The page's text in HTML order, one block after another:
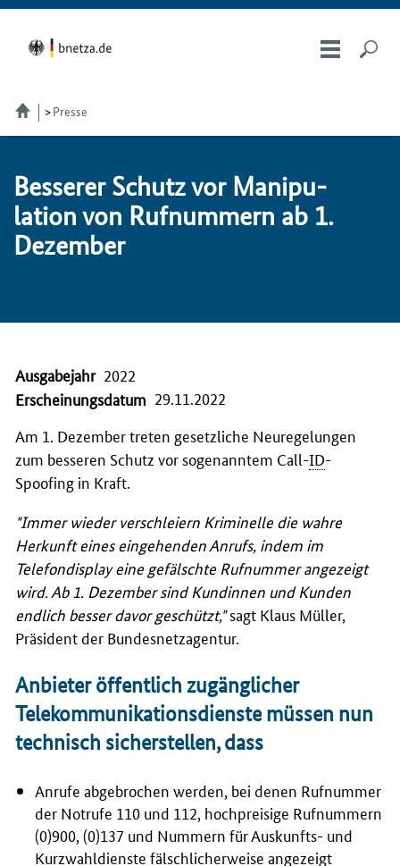
Presse
Bes­se­rer Schutz vor Ma­ni­pu­
la­ti­on von Ruf­nummern ab 1.
De­zem­ber
Ausgabejahr 2022
Erscheinungsdatum 29.11.2022
Am 1. Dezember treten gesetzliche Neuregelungen
zum besseren Schutz vor sogenanntem Call-ID-
Spoofing in Kraft.
"Immer wieder verschleiern Kriminelle die wahre
Herkunft eines eingehenden Anrufs, indem im
Telefondisplay eine gefälschte Rufnummer angezeigt
wird. Ab 1. Dezember sind Kundinnen und Kunden
endlich besser davor geschützt,"sagt Klaus Müller,
Präsident der Bundesnetzagentur.
Anbieter öffentlich zugänglicher
Telekommunikationsdienste müssen nun
technisch sicherstellen, dass
Anrufe abgebrochen werden, bei denen Rufnummer
der Notrufe 110 und 112, hochpreisige Rufnummern
(0)900, (0)137 und Nummern für Auskunfts- und
Kurzwahldienste fälschlicherweise angezeigt